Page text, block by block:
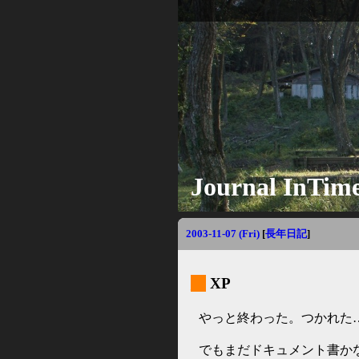
Journal
2003-11-07 (Fri) [長年日記]
XP
やっと終わった。つかれた
でもまだドキュメント書か